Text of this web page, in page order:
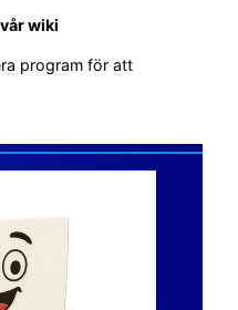
wiki
program för att